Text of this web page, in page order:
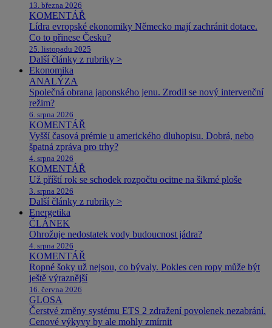
13. března 2026
KOMENTÁŘ
Lídra evropské ekonomiky Německo mají zachránit dotace.
Co to přinese Česku?
25. listopadu 2025
Další články z rubriky >
Ekonomika
ANALÝZA
Společná obrana japonského jenu. Zrodil se nový intervenční
režim?
6. srpna 2026
KOMENTÁŘ
Vyšší časová prémie u amerického dluhopisu. Dobrá, nebo
špatná zpráva pro trhy?
4. srpna 2026
KOMENTÁŘ
Už příští rok se schodek rozpočtu ocitne na šikmé ploše
3. srpna 2026
Další články z rubriky >
Energetika
ČLÁNEK
Ohrožuje nedostatek vody budoucnost jádra?
4. srpna 2026
KOMENTÁŘ
Ropné šoky už nejsou, co bývaly. Pokles cen ropy může být
ještě výraznější
16. června 2026
GLOSA
Čerstvé změny systému ETS 2 zdražení povolenek nezabrání.
Cenové výkyvy by ale mohly zmírnit